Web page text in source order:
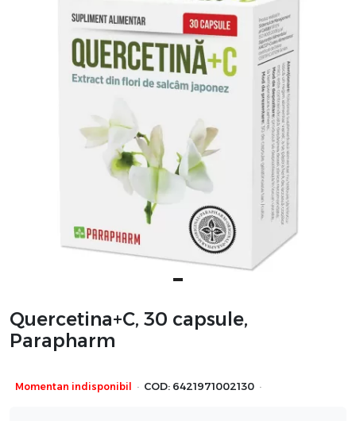
Quercetina+C, 30 capsule,
Parapharm
Momentan indisponibil · COD: 6421971002130 ·